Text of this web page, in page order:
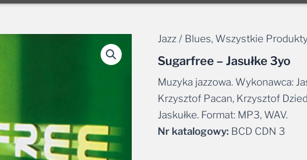
Jazz / Blues, Wszystkie
Sugarfree – Jasułke 3yo
Muzyka jazzowa. Wykonawca:
Krzysztof Pacan, Krzysztof
Jaskułke. Format: MP3, WAV.
Nr katalogowy:BCD CDN 3